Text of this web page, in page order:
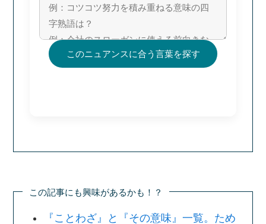
このニュアンスに合う言葉を探す
この記事にも興味があるかも！？
『ことわざ』と『その意味』一覧。ため